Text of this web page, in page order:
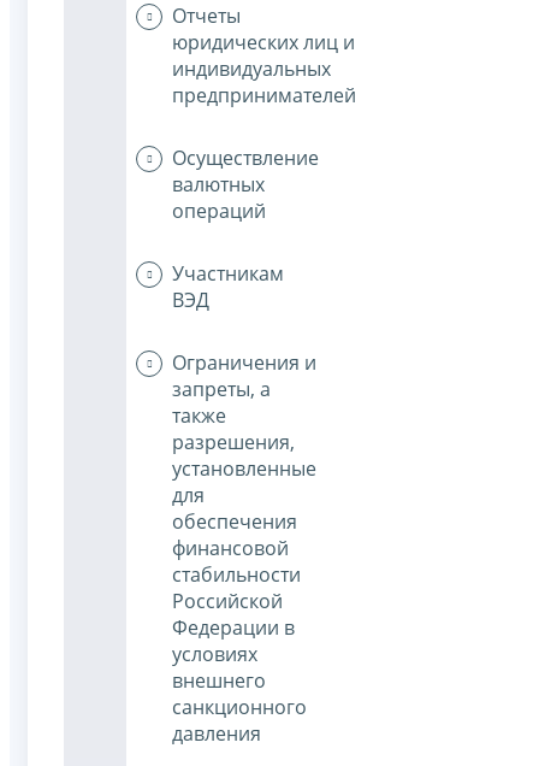
Отчеты
юридических лиц и
индивидуальных
предпринимателей
Осуществление
валютных
операций
Участникам
ВЭД
Ограничения и
запреты, а
также
разрешения,
установленные
для
обеспечения
финансовой
стабильности
Российской
Федерации в
условиях
внешнего
санкционного
давления